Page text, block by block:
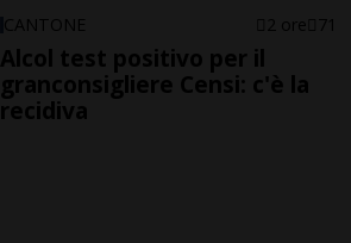
CANTONE 2 ore 71
Alcol test positivo per il
granconsigliere Censi: c'è la
recidiva